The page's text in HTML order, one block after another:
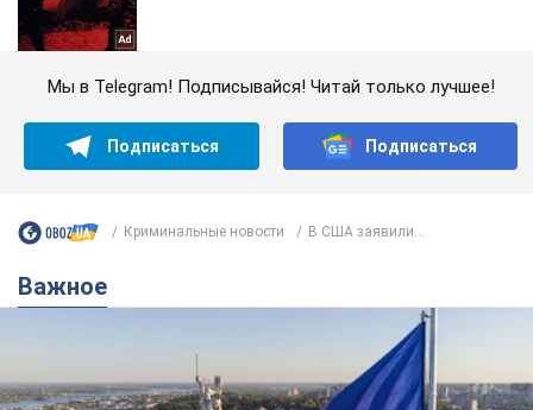
Мы в Telegram! Подписывайся! Читай только лучшее!
Подписаться Подписаться
Криминальные новости В США заявили...
Важное